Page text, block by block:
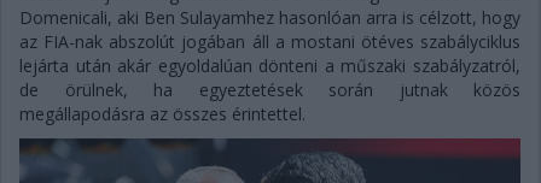
Domenicali, aki Ben Sulayamhez hasonlóan arra is célzott, hogy
az FIA-nak abszolút jogában áll a mostani ötéves szabályciklus
lejárta után akár egyoldalúan dönteni a műszaki szabályzatról,
de örülnek, ha egyeztetések során jutnak közös
megállapodásra az összes érintettel.